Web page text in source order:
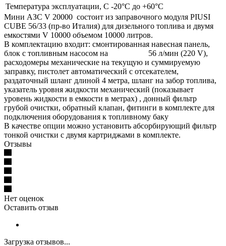
Температура эксплуатации, С -20°C до +60°C
Мини АЗС V 20000 состоит из заправочного модуля PIUSI
CUBE 56/33 (пр-во Италия) для дизельного топлива и двумя
емкостями V 10000 объемом 10000 литров.
В комплектацию входит: смонтированная навесная панель,
блок с топливным насосом на 56 л/мин (220 V),
расходомеры механические на текущую и суммируемую
заправку, пистолет автоматический с отсекателем,
раздаточный шланг длиной 4 метра, шланг на забор топлива,
указатель уровня жидкости механический (показывает
уровень жидкости в емкости в метрах) , донный фильтр
грубой очистки, обратный клапан, фитинги в комплекте для
подключения оборудования к топливному баку
В качестве опции можно установить абсорбирующий фильтр
тонкой очистки с двумя картриджами в комплекте.
Отзывы
Нет оценок
Оставить отзыв
Загрузка отзывов...